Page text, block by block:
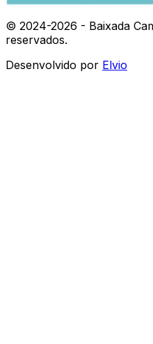
© 2024-2026 - Baixada
reservados.
Desenvolvido por Elvio